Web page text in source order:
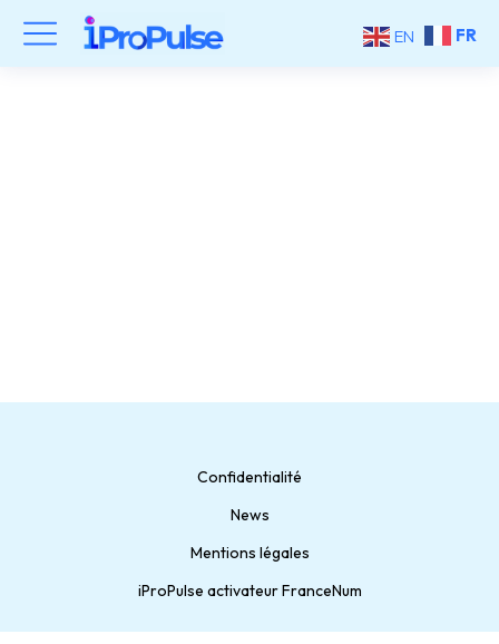
Confidentialité
News
Mentions légales
iProPulse activateur FranceNum
EN FR